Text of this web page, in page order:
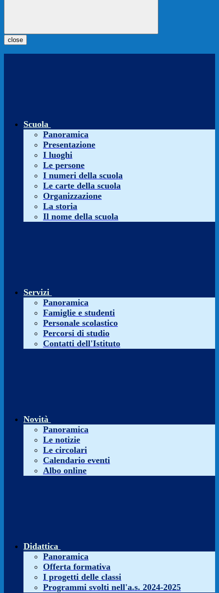
close
Scuola
Panoramica
Presentazione
I luoghi
Le persone
I numeri della scuola
Le carte della scuola
Organizzazione
La storia
Il nome della scuola
Servizi
Panoramica
Famiglie e studenti
Personale scolastico
Percorsi di studio
Contatti dell'Istituto
Novità
Panoramica
Le notizie
Le circolari
Calendario eventi
Albo online
Didattica
Panoramica
Offerta formativa
I progetti delle classi
Programmi svolti nell'a.s. 2024-2025